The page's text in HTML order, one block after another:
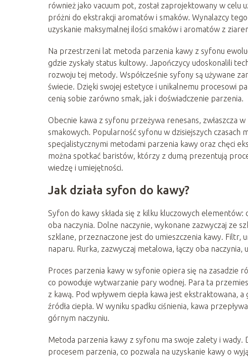
również jako vacuum pot, został zaprojektowany w celu
próżni do ekstrakcji aromatów i smaków. Wynalazcy
uzyskanie maksymalnej ilości smaków i aromatów z
Na przestrzeni lat metoda parzenia kawy z syfonu
gdzie zyskały status kultowy. Japończycy udoskonalili
rozwoju tej metody. Współcześnie syfony są używane
świecie. Dzięki swojej estetyce i unikalnemu procesowi
cenią sobie zarówno smak, jak i doświadczenie parzenia.
Obecnie kawa z syfonu przeżywa renesans, zwłaszcza
smakowych. Popularność syfonu w dzisiejszych czasach
specjalistycznymi metodami parzenia kawy oraz chęci
można spotkać baristów, którzy z dumą prezentują
wiedzę i umiejętności.
Jak działa syfon do kawy?
Syfon do kawy składa się z kilku kluczowych
oba naczynia. Dolne naczynie, wykonane zazwyczaj ze
szklane, przeznaczone jest do umieszczenia kawy. Filtr,
naparu. Rurka, zazwyczaj metalowa, łączy oba naczynia,
Proces parzenia kawy w syfonie opiera się na zasadzie
co powoduje wytwarzanie pary wodnej. Para ta
z kawą. Pod wpływem ciepła kawa jest ekstraktowana,
źródła ciepła. W wyniku spadku ciśnienia, kawa
górnym naczyniu.
Metoda parzenia kawy z syfonu ma swoje zalety i wady.
procesem parzenia, co pozwala na uzyskanie kawy o